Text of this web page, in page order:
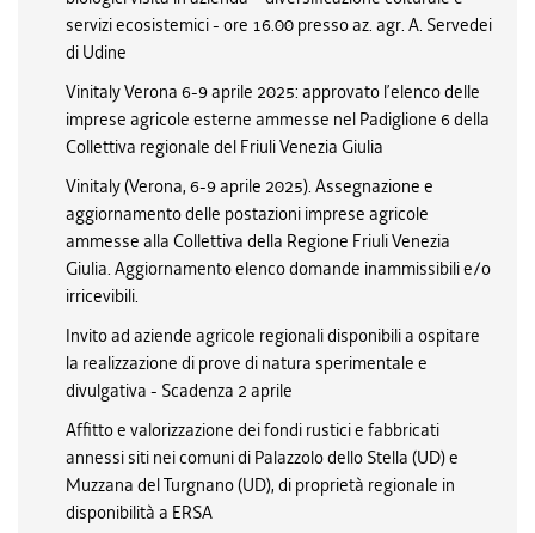
servizi ecosistemici - ore 16.00 presso az. agr. A. Servedei
di Udine
Vinitaly Verona 6-9 aprile 2025: approvato l’elenco delle
imprese agricole esterne ammesse nel Padiglione 6 della
Collettiva regionale del Friuli Venezia Giulia
Vinitaly (Verona, 6-9 aprile 2025). Assegnazione e
aggiornamento delle postazioni imprese agricole
ammesse alla Collettiva della Regione Friuli Venezia
Giulia. Aggiornamento elenco domande inammissibili e/o
irricevibili.
Invito ad aziende agricole regionali disponibili a ospitare
la realizzazione di prove di natura sperimentale e
divulgativa - Scadenza 2 aprile
Affitto e valorizzazione dei fondi rustici e fabbricati
annessi siti nei comuni di Palazzolo dello Stella (UD) e
Muzzana del Turgnano (UD), di proprietà regionale in
disponibilità a ERSA